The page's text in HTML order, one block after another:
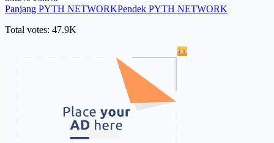
Panjang PYTH NETWORKPendek PYTH NETWORK
Total votes: 47.9K